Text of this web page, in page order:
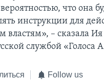
что она
инструкции для
властям», – сказала
службой «Голоса
Follow us